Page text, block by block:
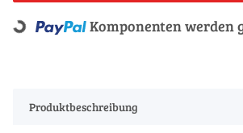
Loading... Komponenten werden
Produktbeschreibung